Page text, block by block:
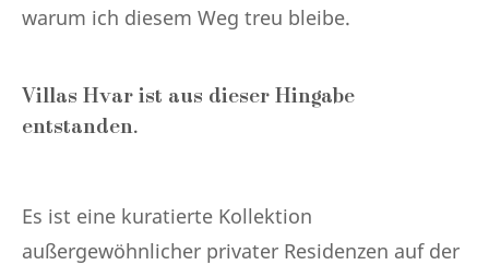
warum ich diesem Weg treu bleibe.
Villas Hvar ist aus dieser Hingabe
entstanden.
Es ist eine kuratierte Kollektion
außergewöhnlicher privater Residenzen auf der